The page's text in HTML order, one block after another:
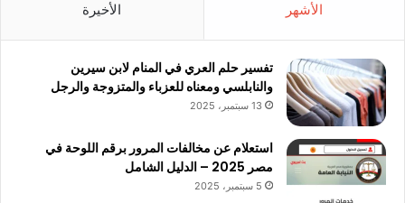
الأشهر الأخيرة
تفسير حلم العري في المنام لابن سيرين
والنابلسي ومعناه للعزباء والمتزوجة والرجل
13 سبتمبر، 2025
استعلام عن مخالفات المرور برقم اللوحة في
مصر 2025 – الدليل الشامل
5 سبتمبر، 2025